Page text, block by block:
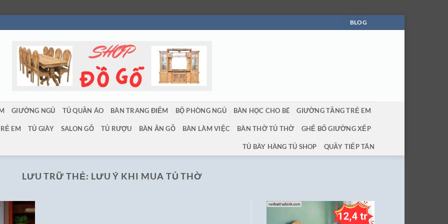
BLOG
GIƯỜNG NGỦ TỦ QUẦN ÁO BÀN TRANG ĐIỂM BỘ PHÒNG NGỦ BÀN HỌC CHO BÉ GIƯỜNG TẦNG TRẺ EM
EM TỦ GIÀY SALON GỖ TỦ RƯỢU BÀN ĂN GỖ BÀN LÀM VIỆC BÀN THỜ TỦ THỜ GHẾ BỐ GIƯỜNG XẾP
TỦ BÀY HÀNG TỦ SHOP QUẦY TIẾP TÂN
LƯU TRỮ THẺ: LƯU Ý KHI MUA TỦ THỜ